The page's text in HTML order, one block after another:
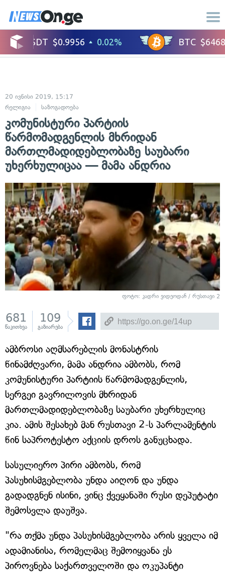
20 ივნისი 2019, 15:17
რელიგია
საზოგადოება
კომუნისტური პარტიის
წარმომადგენლის მხრიდან
მართლმადიდებლობაზე საუბარი
უხერხულიცაა — მამა ანდრია
ფოტო: კადრი ვიდეოდან / რუსთავი 2
681
წაკითხვა
109
გაზიარება
ამბროსი აღმსარებლის მონასტრის
წინამძღვარი, მამა ანდრია ამბობს, რომ
კომუნისტური პარტიის წარმომადგენლის,
სერგეი გავრილოვის მხრიდან
მართლმადიდებლობაზე საუბარი უხერხულიც
კია. ამის შესახებ მან რუსთავი 2-ს პარლამენტის
წინ საპროტესტო აქციის დროს განუცხადა.
სასულიერო პირი ამბობს, რომ
პასუხისმგებლობა უნდა აიღონ და უნდა
გადადგნენ ისინი, ვინც ქვეყანაში რუსი დეპუტატი
შემოსვლა დაუშვა.
"რა თქმა უნდა პასუხისმგებლობა არის ყველა იმ
ადამიანისა, რომელმაც შემოიყვანა ეს
პიროვნება საქართველოში და ოკუპანტი